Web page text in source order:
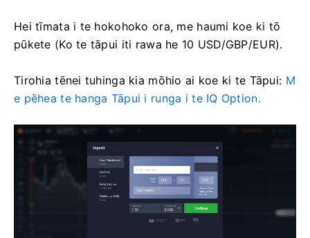
Hei tīmata i te hokohoko ora, me haumi koe ki tō
pūkete (Ko te tāpui iti rawa he 10 USD/GBP/EUR).
Tirohia tēnei tuhinga kia mōhio ai koe ki te Tāpui: M
e pēhea te hanga Tāpui i runga i te IQ Option.